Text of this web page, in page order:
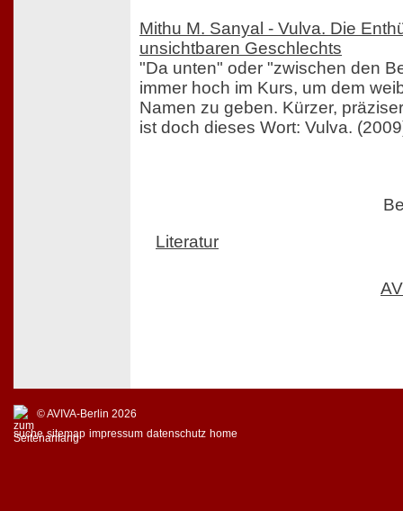
Mithu M. Sanyal - Vulva. Die
unsichtbaren Geschlechts
"Da unten" oder "zwischen den
immer hoch im Kurs, um dem
Namen zu geben. Kürzer,
ist doch dieses Wort: Vulva.
Literatur
© AVIVA-Berlin 2026
suche sitemap impressum datenschutz home